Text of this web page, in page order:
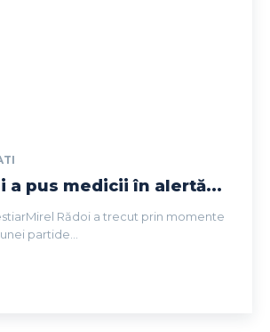
a pus medicii în alertă...
Rădoi a trecut prin momente
partide...